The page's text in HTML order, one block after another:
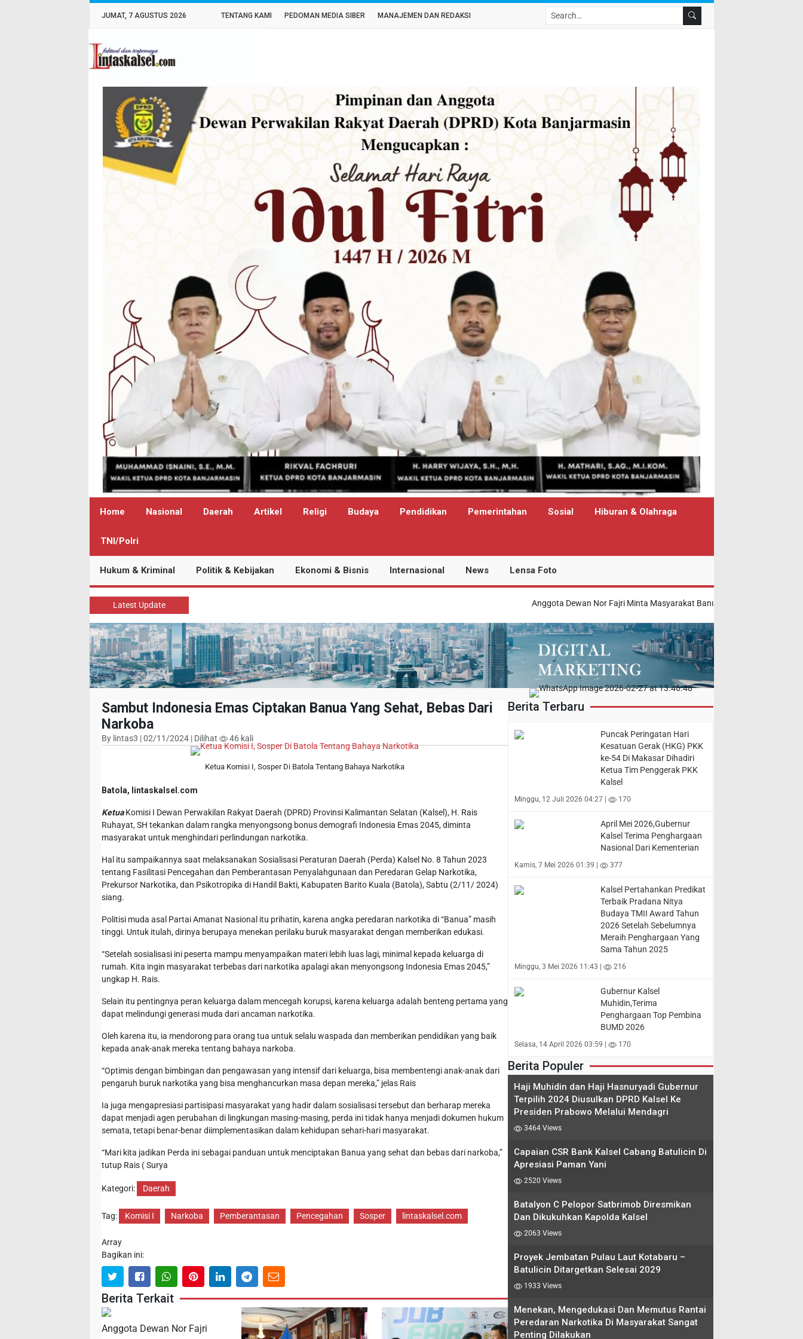
JUMAT, 7 AGUSTUS 2026 TENTANG KAMI PEDOMAN MEDIA SIBER MANAJEMEN DAN REDAKSI
Home Nasional Daerah Artikel Religi Budaya Pendidikan Pemerintahan Sosial Hiburan & Olahraga
TNI/Polri
Hukum & Kriminal Politik & Kebijakan Ekonomi & Bisnis Internasional News Lensa Foto
Latest Update Anggota Dewan Nor Fajri Minta Masyarakat Banua Meningkatkan
Sambut Indonesia Emas Ciptakan Banua Yang Sehat, Bebas Dari
Narkoba
By lintas3 | 02/11/2024 | Dilihat 46 kali
Ketua Komisi I, Sosper Di Batola Tentang Bahaya Narkotika
Batola, lintaskalsel.com
KetuaKomisi I Dewan Perwakilan Rakyat Daerah (DPRD) Provinsi Kalimantan Selatan (Kalsel), H. Rais
Ruhayat, SH tekankan dalam rangka menyongsong bonus demografi Indonesia Emas 2045, diminta
masyarakat untuk menghindari perlindungan narkotika.
Hal itu sampaikannya saat melaksanakan Sosialisasi Peraturan Daerah (Perda) Kalsel No. 8 Tahun 2023
tentang Fasilitasi Pencegahan dan Pemberantasan Penyalahgunaan dan Peredaran Gelap Narkotika,
Prekursor Narkotika, dan Psikotropika di Handil Bakti, Kabupaten Barito Kuala (Batola), Sabtu (2/11/ 2024)
siang.
Politisi muda asal Partai Amanat Nasional itu prihatin, karena angka peredaran narkotika di “Banua” masih
tinggi. Untuk itulah, dirinya berupaya menekan perilaku buruk masyarakat dengan memberikan edukasi.
“Setelah sosialisasi ini peserta mampu menyampaikan materi lebih luas lagi, minimal kepada keluarga di
rumah. Kita ingin masyarakat terbebas dari narkotika apalagi akan menyongsong Indonesia Emas 2045,”
ungkap H. Rais.
Selain itu pentingnya peran keluarga dalam mencegah korupsi, karena keluarga adalah benteng pertama yang
dapat melindungi generasi muda dari ancaman narkotika.
Oleh karena itu, ia mendorong para orang tua untuk selalu waspada dan memberikan pendidikan yang baik
kepada anak-anak mereka tentang bahaya narkoba.
“Optimis dengan bimbingan dan pengawasan yang intensif dari keluarga, bisa membentengi anak-anak dari
pengaruh buruk narkotika yang bisa menghancurkan masa depan mereka,” jelas Rais
Ia juga mengapresiasi partisipasi masyarakat yang hadir dalam sosialisasi tersebut dan berharap mereka
dapat menjadi agen perubahan di lingkungan masing-masing, perda ini tidak hanya menjadi dokumen hukum
semata, tetapi benar-benar diimplementasikan dalam kehidupan sehari-hari masyarakat.
“Mari kita jadikan Perda ini sebagai panduan untuk menciptakan Banua yang sehat dan bebas dari narkoba,”
tutup Rais ( Surya
Kategori: Daerah
Tag: Komisi I Narkoba Pemberantasan Pencegahan Sosper lintaskalsel.com
Array
Bagikan ini:
Berita Terkait
Anggota Dewan Nor Fajri
Berita Terbaru
Puncak Peringatan Hari
Kesatuan Gerak (HKG) PKK
ke-54 Di Makasar Dihadiri
Ketua Tim Penggerak PKK
Kalsel
Minggu, 12 Juli 2026 04:27 | 170
April Mei 2026,Gubernur
Kalsel Terima Penghargaan
Nasional Dari Kementerian
Kamis, 7 Mei 2026 01:39 | 377
Kalsel Pertahankan Predikat
Terbaik Pradana Nitya
Budaya TMII Award Tahun
2026 Setelah Sebelumnya
Meraih Penghargaan Yang
Sama Tahun 2025
Minggu, 3 Mei 2026 11:43 | 216
Gubernur Kalsel
Muhidin,Terima
Penghargaan Top Pembina
BUMD 2026
Selasa, 14 April 2026 03:59 | 170
Berita Populer
Haji Muhidin dan Haji Hasnuryadi Gubernur
Terpilih 2024 Diusulkan DPRD Kalsel Ke
Presiden Prabowo Melalui Mendagri
3464 Views
Capaian CSR Bank Kalsel Cabang Batulicin Di
Apresiasi Paman Yani
2520 Views
Batalyon C Pelopor Satbrimob Diresmikan
Dan Dikukuhkan Kapolda Kalsel
2063 Views
Proyek Jembatan Pulau Laut Kotabaru –
Batulicin Ditargetkan Selesai 2029
1933 Views
Menekan, Mengedukasi Dan Memutus Rantai
Peredaran Narkotika Di Masyarakat Sangat
Penting Dilakukan